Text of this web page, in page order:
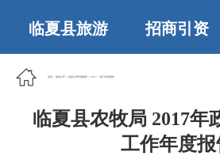
临夏县旅游 招商引资
首页 政务公开 信息公开年度报告 2017 部门年度报告
临夏县农牧局 2017年
工作年度报